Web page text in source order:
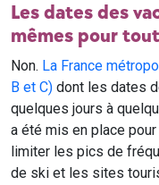
Les dates des
mêmes pour
Non. La France
B et C) dont les dates
quelques jours à
a été mis en place
limiter les pics de
de ski et les sites